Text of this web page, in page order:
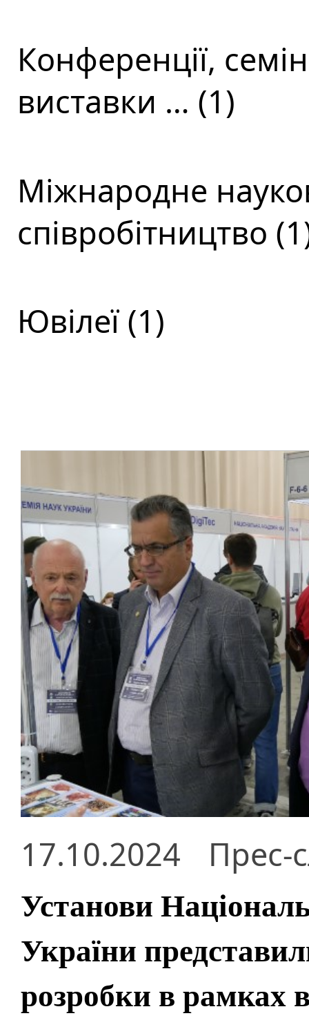
Конференції,
виставки … (1)
Міжнародне
співробітництво
Ювілеї (1)
17.10.2024 Прес-
Установи
України
розробки в рамках